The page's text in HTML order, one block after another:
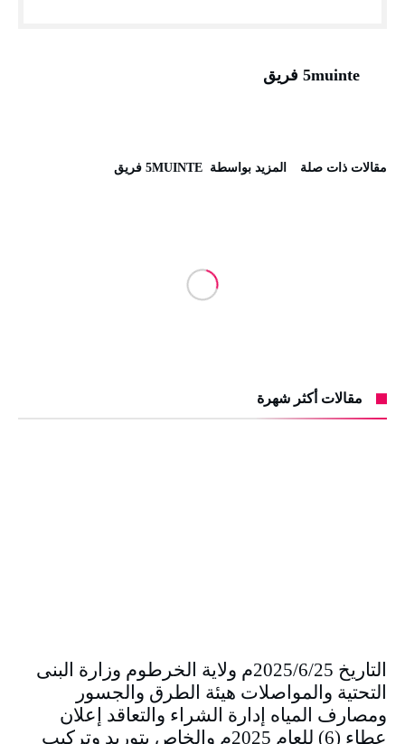
5muinte فريق
‫مقالات ذات صلة‬ ‫‫المزيد بواسطة‬ ‬ 5MUINTE فريق
مقالات أكثر شهرة
التاريخ 2025/6/25م ولاية الخرطوم وزارة البنى
التحتية والمواصلات هيئة الطرق والجسور
ومصارف المياه إدارة الشراء والتعاقد إعلان
عطاء (6) للعام 2025م والخاص بتوريد وتركيب